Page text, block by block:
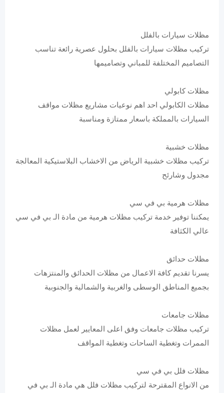
مظلات سيارات بالفلل
تركيب مظلات سيارات بالفلل بحلول عصرية رائعة تناسب
التصاميم المختلفة للمباني وتصاميمها
مظلات كابولي
مظلات الكابولي احد اهم نوعيات مشاريع مظلات مواقف
السيارات بالمملكة باسعار ممتازة ومناسبة
مظلات خشبية
تركيب مظلات خشبية الرياض من الاخشاب البلاستيكية المعالجة
مجدول وشارئح
مظلات هرمية بي في سي
يمكننا توفير خدمة تركيب مظلات هرمية من مادة الـ بي في سي
عالي الكثافة
مظلات حدائق
يسرنا تقديم كافة الاعمال من مظلات الحدائق والمنتزهات
بجميع المناطق الوسطى والغربية والشمالية والجنوبية
مظلات جامعات
تركيب مظلات جامعات وفق اعلى المعايير لعمل مظلات
الممرات وتغطية الساحات وتغطية المواقف
مظلات فلل بي في سي
من الانواع المقترحة لتركيب مظلات فلل هي مادة الـ بي في